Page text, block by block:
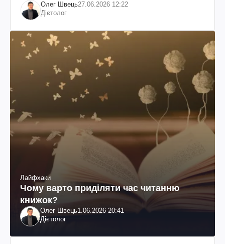
Олег Швець27.06.2026 12:22
Дієтолог
Лайфхаки
Чому варто приділяти час читанню
книжок?
Олег Швець1.06.2026 20:41
Дієтолог